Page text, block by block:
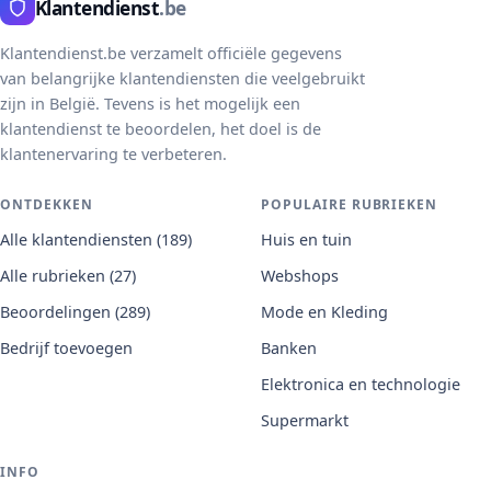
Klantendienst.be
Klantendienst.be verzamelt officiële gegevens
van belangrijke klantendiensten die veelgebruikt
zijn in België. Tevens is het mogelijk een
klantendienst te beoordelen, het doel is de
klantenervaring te verbeteren.
ONTDEKKEN
Alle klantendiensten (189)
Alle rubrieken (27)
Beoordelingen (289)
Bedrijf toevoegen
POPULAIRE RUBRIEKEN
Huis en tuin
Webshops
Mode en Kleding
Banken
Elektronica en technologie
Supermarkt
INFO